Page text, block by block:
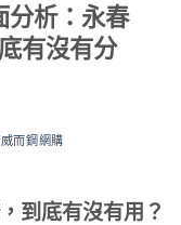
分析：永春
有沒有分
而鋼網購
到底有沒有用？